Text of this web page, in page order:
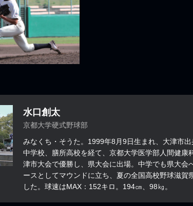
水口創太
京都大学硬式野球部
みなくち・そうた。1999年8月9日生まれ、大津市
中学校、膳所高校を経て、京都大学医学部人間健康
津市大会で優勝し、県大会に出場。中学でも県大会
ースとしてマウンドに立ち、夏の全国高校野球滋賀
した。球速はMAX：152キロ。194㎝、98㎏。